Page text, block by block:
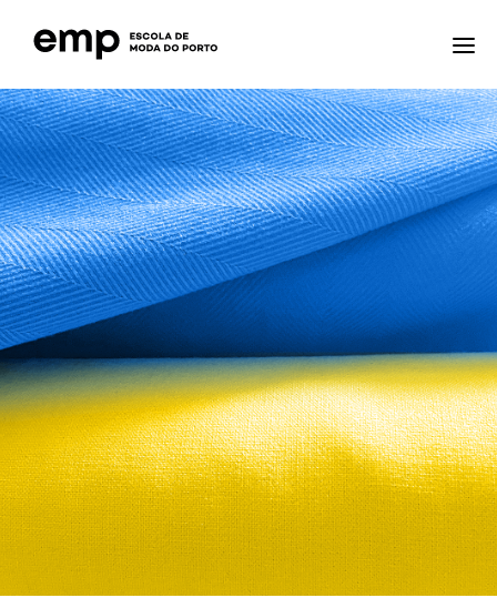
A ESCOLA
FORMAÇÕES
NOTÍCIAS
EQAVET
CTE – CENTRO TECNOLÓGICO ESPECIALIZADO
CONTACTOS